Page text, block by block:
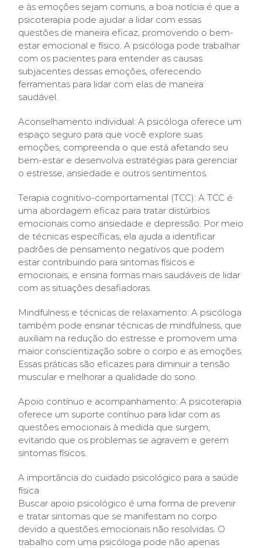
e às emoções sejam comuns, a boa notícia é que a
psicoterapia pode ajudar a lidar com essas
questões de maneira eficaz, promovendo o bem-
estar emocional e físico. A psicóloga pode trabalhar
com os pacientes para entender as causas
subjacentes dessas emoções, oferecendo
ferramentas para lidar com elas de maneira
saudável.
Aconselhamento individual: A psicóloga oferece um
espaço seguro para que você explore suas
emoções, compreenda o que está afetando seu
bem-estar e desenvolva estratégias para gerenciar
o estresse, ansiedade e outros sentimentos.
Terapia cognitivo-comportamental (TCC): A TCC é
uma abordagem eficaz para tratar distúrbios
emocionais como ansiedade e depressão. Por meio
de técnicas específicas, ela ajuda a identificar
padrões de pensamento negativos que podem
estar contribuindo para sintomas físicos e
emocionais, e ensina formas mais saudáveis de lidar
com as situações desafiadoras.
Mindfulness e técnicas de relaxamento: A psicóloga
também pode ensinar técnicas de mindfulness, que
auxiliam na redução do estresse e promovem uma
maior conscientização sobre o corpo e as emoções.
Essas práticas são eficazes para diminuir a tensão
muscular e melhorar a qualidade do sono.
Apoio contínuo e acompanhamento: A psicoterapia
oferece um suporte contínuo para lidar com as
questões emocionais à medida que surgem,
evitando que os problemas se agravem e gerem
sintomas físicos.
A importância do cuidado psicológico para a saúde
física
Buscar apoio psicológico é uma forma de prevenir
e tratar sintomas que se manifestam no corpo
devido a questões emocionais não resolvidas. O
trabalho com uma psicóloga pode não apenas